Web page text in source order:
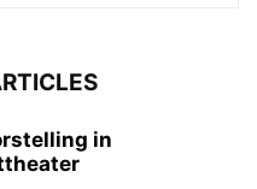
in